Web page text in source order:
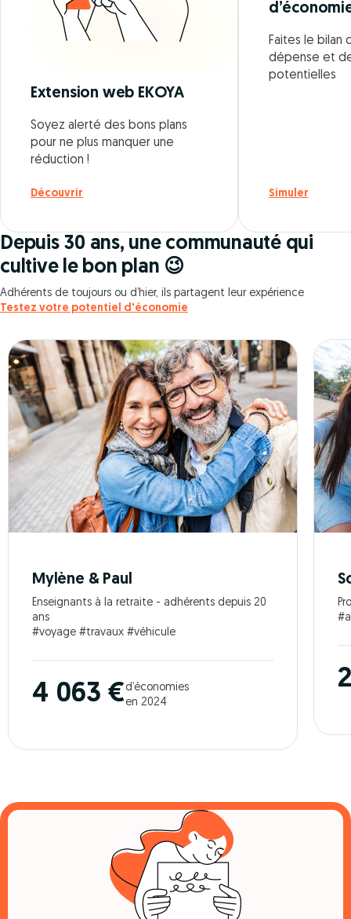
Extension web EKOYA
Soyez alerté des bons plans
pour ne plus manquer une
réduction !
Découvrir
Faites le bilan
dépense et
potentielles
Simuler
Depuis 30 ans, une communauté qui
cultive le bon plan 😉
Adhérents de toujours ou d’hier, ils partagent leur expérience
Testez votre potentiel d'économie
Mylène & Paul
Enseignants à la retraite - adhérents depuis 20
ans
#voyage #travaux #véhicule
4 063 €d’économies
en 2024